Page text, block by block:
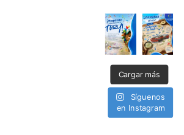
Cargar más
Síguenos
en Instagram